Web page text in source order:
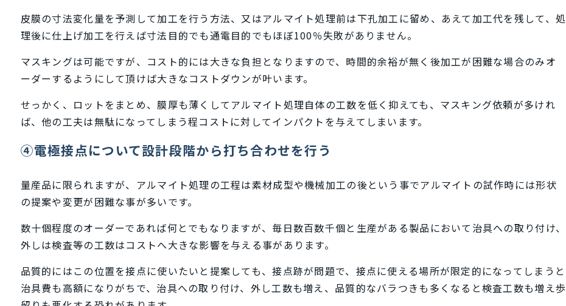
皮膜の寸法変化量を予測して加工を行う方法、又はアルマイト処理前は下孔加工に留め、あえて加工代を残して、処
理後に仕上げ加工を行えば寸法目的でも通電目的でもほぼ100％失敗がありません。
マスキングは可能ですが、コスト的には大きな負担となりますので、時間的余裕が無く後加工が困難な場合のみオ
ーダーするようにして頂けば大きなコストダウンが叶います。
せっかく、ロットをまとめ、膜厚も薄くしてアルマイト処理自体の工数を低く抑えても、マスキング依頼が多けれ
ば、他の工夫は無駄になってしまう程コストに対してインパクトを与えてしまいます。
④電極接点について設計段階から打ち合わせを行う
量産品に限られますが、アルマイト処理の工程は素材成型や機械加工の後という事でアルマイトの試作時には形状
の提案や変更が困難な事が多いです。
数十個程度のオーダーであれば何とでもなりますが、毎日数百数千個と生産がある製品において治具への取り付け、
外しは検査等の工数はコストへ大きな影響を与える事があります。
品質的にはこの位置を接点に使いたいと提案しても、接点跡が問題で、接点に使える場所が限定的になってしまうと
治具費も高額になりがちで、治具への取り付け、外し工数も増え、品質的なバラつきも多くなると検査工数も増え歩